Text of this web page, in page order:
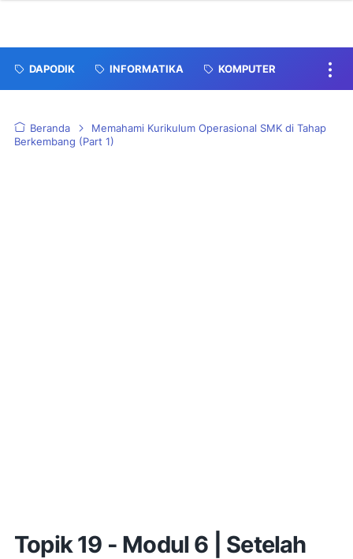
DAPODIK INFORMATIKA KOMPUTER
Beranda
Memahami Kurikulum Operasional SMK di Tahap
Berkembang (Part 1)
Topik 19 - Modul 6 | Setelah